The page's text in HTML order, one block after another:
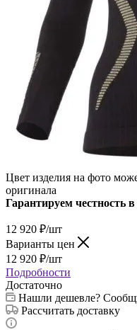
Цвет изделия на фото
оригинала
Гарантируем честность
12 920 ₽/шт
Варианты цен
12 920 ₽/шт
Подробности
Достаточно
Нашли дешевле?
Рассчитать доставку